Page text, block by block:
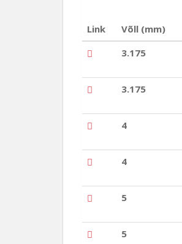
Link Võll (mm)
3.175
3.175
4
4
5
5